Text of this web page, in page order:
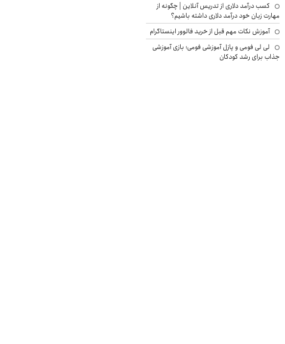
کسب درآمد دلاری از تدریس آنلاین | چگونه از
مهارت زبان خود درآمد دلاری داشته باشیم؟
آموزش نکات مهم قبل از خرید فالوور اینستاگرام
لی لی فومی و پازل آموزشی فومی؛ بازی آموزشی
جذاب برای رشد کودکان